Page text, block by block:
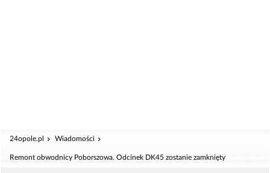
24opole.pl Wiadomości
Remont obwodnicy Poborszowa. Odcinek DK45 zostanie zamknięty